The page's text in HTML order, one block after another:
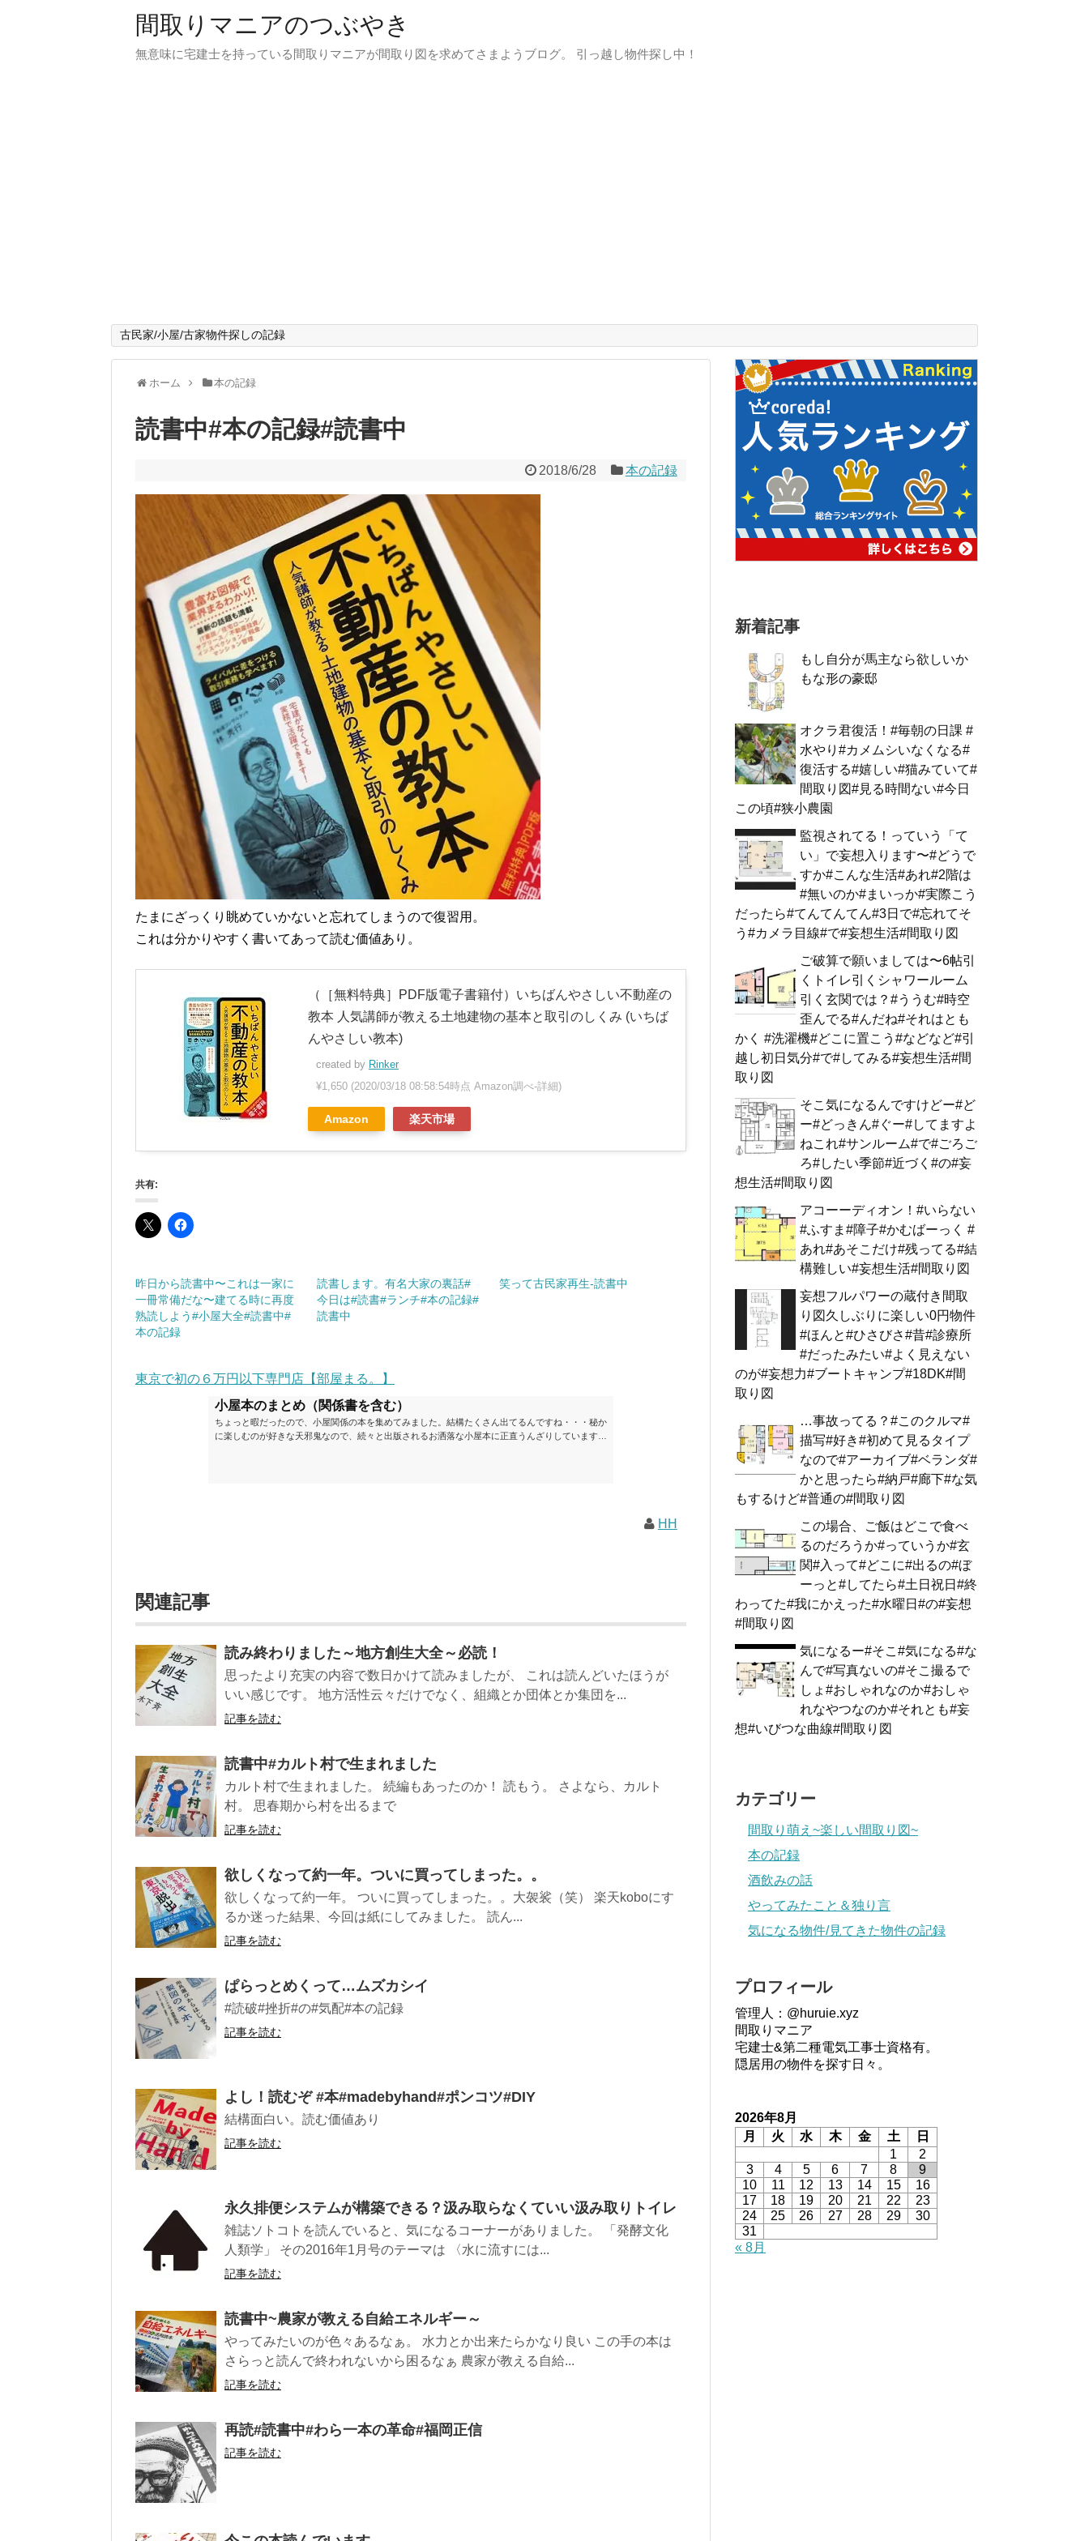
間取りマニアのつぶやき
無意味に宅建士を持っている間取りマニアが間取り図を求めてさまようブログ。 引っ越し物件探し中！
古民家/小屋/古家物件探しの記録
ホーム 本の記録
読書中#本の記録#読書中
2018/6/28 本の記録
たまにざっくり眺めていかないと忘れてしまうので復習用。
これは分かりやすく書いてあって読む価値あり。
（［無料特典］PDF版電子書籍付）いちばんやさしい不動産の
教本 人気講師が教える土地建物の基本と取引のしくみ (いちば
んやさしい教本)
created by Rinker
¥1,650 (2020/03/18 08:58:54時点 Amazon調べ-詳細)
Amazon 楽天市場
共有:
昨日から読書中〜これは一家に
一冊常備だな〜建てる時に再度
熟読しよう#小屋大全#読書中#
本の記録
読書します。有名大家の裏話#
今日は#読書#ランチ#本の記録#
読書中
笑って古民家再生-読書中
東京で初の６万円以下専門店【部屋まる。】
小屋本のまとめ（関係書を含む）
ちょっと暇だったので、小屋関係の本を集めてみました。結構たくさん出てるんですね・・・秘か
に楽しむのが好きな天邪鬼なので、続々と出版されるお洒落な小屋本に正直うんざりしています
HH
関連記事
読み終わりました～地方創生大全～必読！
思ったより充実の内容で数日かけて読みましたが、 これは読んどいたほうが
いい感じです。 地方活性云々だけでなく、組織とか団体とか集団を...
記事を読む
読書中#カルト村で生まれました
カルト村で生まれました。 続編もあったのか！ 読もう。 さよなら、カルト
村。 思春期から村を出るまで
記事を読む
欲しくなって約一年。ついに買ってしまった。。
欲しくなって約一年。 ついに買ってしまった。。大袈裟（笑） 楽天koboにす
るか迷った結果、今回は紙にしてみました。 読ん...
記事を読む
ぱらっとめくって…ムズカシイ
#読破#挫折#の#気配#本の記録
記事を読む
よし！読むぞ︎ #本#madebyhand#ポンコツ#DIY
結構面白い。読む価値あり
記事を読む
永久排便システムが構築できる？汲み取らなくていい汲み取りトイレ
雑誌ソトコトを読んでいると、気になるコーナーがありました。 「発酵文化
人類学」 その2016年1月号のテーマは 〈水に流すには...
記事を読む
読書中~農家が教える自給エネルギー～
やってみたいのが色々あるなぁ。 水力とか出来たらかなり良い この手の本は
さらっと読んで終われないから困るなぁ 農家が教える自給...
記事を読む
再読#読書中#わら一本の革命#福岡正信
記事を読む
新着記事
もし自分が馬主なら欲しいか
もな形の豪邸
オクラ君復活！#毎朝の日課 #
水やり#カメムシいなくなる#
復活する#嬉しい#猫みていて#
間取り図#見る時間ない#今日
この頃#狭小農園
監視されてる！っていう「て
い」で妄想入ります〜#どうで
すか#こんな生活#あれ#2階は
#無いのか#まいっか#実際こう
だったら#てんてんてん#3日で#忘れてそ
う#カメラ目線#で#妄想生活#間取り図
ご破算で願いましては〜6帖引
くトイレ引くシャワールーム
引く玄関では？#ううむ#時空
歪んでる#んだね#それはとも
かく #洗濯機#どこに置こう#などなど#引
越し初日気分#で#してみる#妄想生活#間
取り図
そこ気になるんですけどー#ど
ー#どっきん#ぐー#してますよ
ねこれ#サンルーム#で#ごろご
ろ#したい季節#近づく#の#妄
想生活#間取り図
アコーーディオン！#いらない
#ふすま#障子#かむばーっく #
あれ#あそこだけ#残ってる#結
構難しい#妄想生活#間取り図
妄想フルパワーの蔵付き間取
り図久しぶりに楽しい0円物件
#ほんと#ひさびさ#昔#診療所
#だったみたい#よく見えない
のが#妄想力#ブートキャンプ#18DK#間
取り図
…事故ってる？#このクルマ#
描写#好き#初めて見るタイプ
なので#アーカイブ#ベランダ#
かと思ったら#納戸#廊下#な気
もするけど#普通の#間取り図
この場合、ご飯はどこで食べ
るのだろうか#っていうか#玄
関#入って#どこに#出るの#ぼ
ーっと#してたら#土日祝日#終
わってた#我にかえった#水曜日#の#妄想
#間取り図
気になるー#そこ#気になる#な
んで#写真ないの#そこ撮るで
しょ#おしゃれなのか#おしゃ
れなやつなのか#それとも#妄
想#いびつな曲線#間取り図
カテゴリー
間取り萌え~楽しい間取り図~
本の記録
酒飲みの話
やってみたこと＆独り言
気になる物件/見てきた物件の記録
プロフィール
管理人：@huruie.xyz
間取りマニア
宅建士&第二種電気工事士資格有。
隠居用の物件を探す日々。
2026年8月
月
火 水 木 金 土
日
1
2
3
4 5 6 7 8
9
10
11 12 13 14 15
16
17
18 19 20 21 22
23
24
25 26 27 28 29
30
31
« 8月